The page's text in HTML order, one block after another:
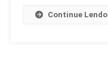
Continue Lendo